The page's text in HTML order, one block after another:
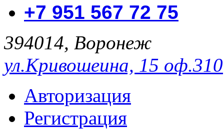
+7 951 567 72 75
394014, Воронеж
ул.Кривошеина, 15 оф.310
Авторизация
Регистрация